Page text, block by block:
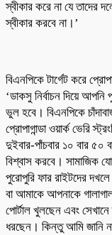
স্বীকার করে না যে তাদের
স্বীকার করবে না।’
বিএনপিকে টার্গেট করে
‘ডাকসু নির্বাচন দিয়ে
ভুল হবে। বিএনপিকে
প্রোপাগান্ডা ওয়ার্ক ভেরি
দুইবার-পাঁচবার ১০ বার ৫০
বিশ্বাস করবে। সামাজিক
পুরোপুরি ফার রাইটদের
বা আমাকে আপনাকে
পোর্টাল খুলছেন এবং
ধরছেন। কিন্তু আমি জানি